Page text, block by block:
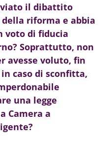
il dibattito
riforma e abbia
voto di fiducia
Soprattutto, non
avesse voluto, fin
caso di sconfitta,
una legge
Camera a